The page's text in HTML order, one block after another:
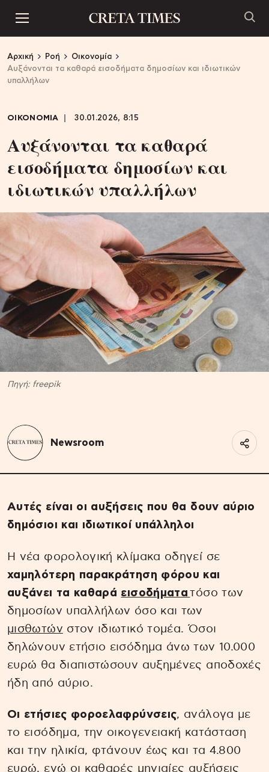
Αρχική Ροή
Οικονομία
Αυξάνονται τα καθαρά εισοδήματα δημοσίων και ιδιωτικών
υπαλλήλων
ΟΙΚΟΝΟΜΙΑ 30.01.2026, 8:15
Αυξάνονται τα καθαρά
εισοδήματα δημοσίων και
ιδιωτικών υπαλλήλων
Πηγή: freepik
Newsroom
Αυτές είναι οι αυξήσεις που θα δουν αύριο
δημόσιοι και ιδιωτικοί υπάλληλοι
Η νέα φορολογική κλίμακα οδηγεί σε
χαμηλότερη παρακράτηση φόρου και
αυξάνει τα καθαρά εισοδήματατόσο των
δημοσίων υπαλλήλων όσο και των
μισθωτών στον ιδιωτικό τομέα. Όσοι
δηλώνουν ετήσιο εισόδημα άνω των 10.000
ευρώ θα διαπιστώσουν αυξημένες αποδοχές
ήδη από αύριο.
Οι ετήσιες φοροελαφρύνσεις, ανάλογα με
το εισόδημα, την οικογενειακή κατάσταση
και την ηλικία, φτάνουν έως και τα 4.800
ευρώ, ενώ οι καθαρές μηνιαίες αυξήσεις